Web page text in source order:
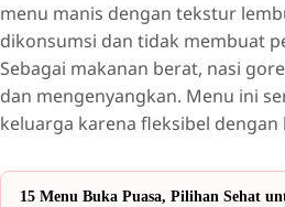
menu manis dengan tekstur
dikonsumsi dan tidak membuat
Sebagai makanan berat, nasi
dan mengenyangkan. Menu ini
keluarga karena fleksibel dengan
15 Menu Buka Puasa, Pilihan Sehat